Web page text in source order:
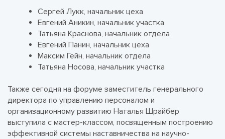
Сергей Лукк, начальник цеха
Евгений Аникин, начальник участка
Татьяна Краснова, начальник отдела
Евгений Панин, начальник цеха
Максим Гейн, начальник отдела
Татьяна Носова, начальник участка
Также сегодня на форуме заместитель генерального
директора по управлению персоналом и
организационному развитию Наталья Шрайбер
выступила с мастер-классом, посвященным построению
эффективной системы наставничества на научно-